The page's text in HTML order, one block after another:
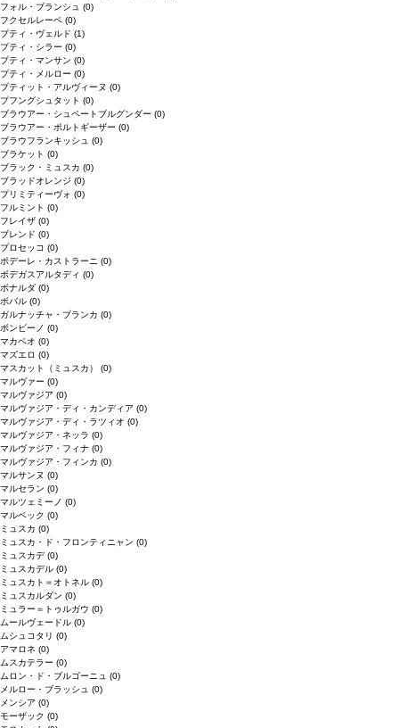
フォル・ブランシュ (0)
フクセルレーベ (0)
プティ・ヴェルド (1)
プティ・シラー (0)
プティ・マンサン (0)
プティ・メルロー (0)
プティット・アルヴィーヌ (0)
プフングシュタット (0)
ブラウアー・シュペートブルグンダー (0)
ブラウアー・ポルトギーザー (0)
ブラウフランキッシュ (0)
ブラケット (0)
ブラック・ミュスカ (0)
ブラッドオレンジ (0)
プリミティーヴォ (0)
フルミント (0)
フレイザ (0)
ブレンド (0)
プロセッコ (0)
ポデーレ・カストラーニ (0)
ボデガスアルタディ (0)
ボナルダ (0)
ボバル (0)
ガルナッチャ・ブランカ (0)
ボンビーノ (0)
マカベオ (0)
マズエロ (0)
マスカット（ミュスカ） (0)
マルヴァー (0)
マルヴァジア (0)
マルヴァジア・ディ・カンディア (0)
マルヴァジア・ディ・ラツィオ (0)
マルヴァジア・ネッラ (0)
マルヴァジア・フィナ (0)
マルヴァジア・フィンカ (0)
マルサンヌ (0)
マルセラン (0)
マルツェミーノ (0)
マルベック (0)
ミュスカ (0)
ミュスカ・ド・フロンティニャン (0)
ミュスカデ(0)
ミュスカデル (0)
ミュスカト＝オトネル (0)
ミュスカルダン (0)
ミュラー＝トゥルガウ (0)
ムールヴェードル (0)
ムシュコタリ (0)
アマロネ (0)
ムスカテラー (0)
ムロン・ド・ブルゴーニュ (0)
メルロー・ブラッシュ (0)
メンシア (0)
モーザック (0)